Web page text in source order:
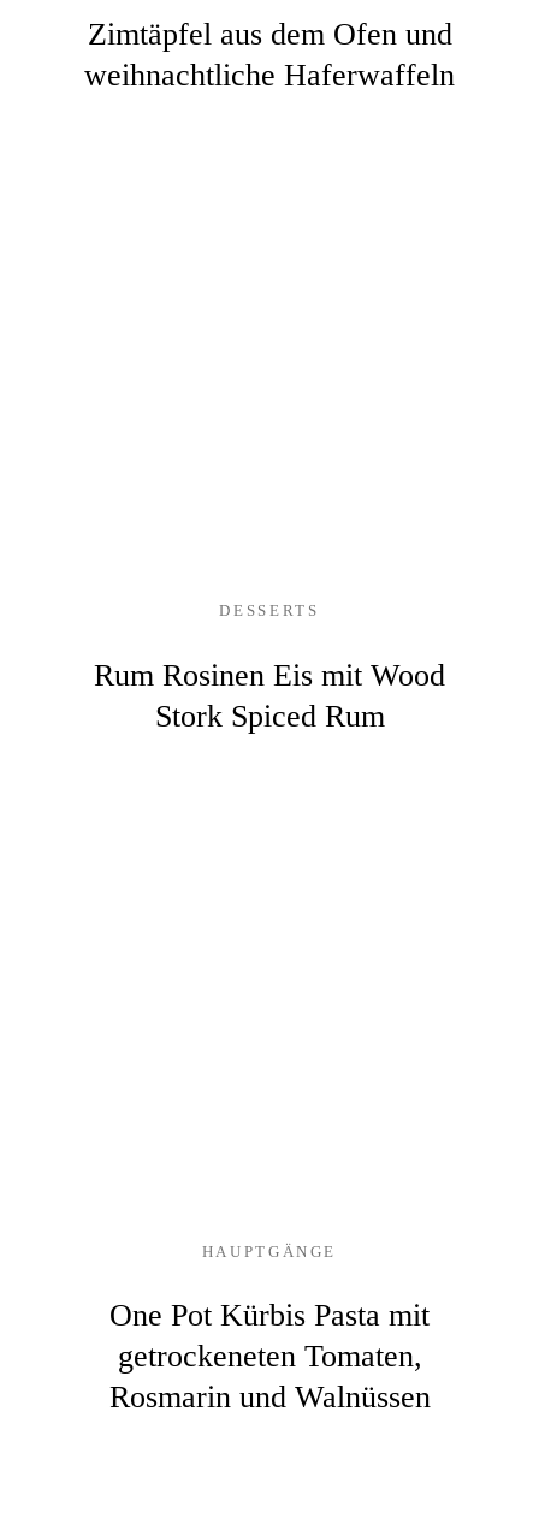
Zimtäpfel aus dem Ofen und
weihnachtliche Haferwaffeln
DESSERTS
Rum Rosinen Eis mit Wood
Stork Spiced Rum
HAUPTGÄNGE
One Pot Kürbis Pasta mit
getrockeneten Tomaten,
Rosmarin und Walnüssen